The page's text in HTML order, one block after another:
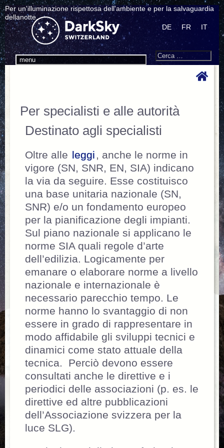
Per un'illuminazione rispettosa dell'ambiente e per la salvaguardia
dellanotte.
menu
DE FR IT
Search
Cerca:
Per specialisti e alle autorità
Destinato agli specialisti
Oltre alle leggi , anche le norme in
vigore (SN, SNR, EN, SIA) indicano
la via da seguire. Esse costituisco
una base unitaria nazionale (SN,
SNR) e/o un fondamento europeo
per la pianificazione degli impianti.
Sul piano nazionale si applicano le
norme SIA quali regole d’arte
dell’edilizia. Logicamente per
emanare o elaborare norme a livello
nazionale e internazionale è
necessario parecchio tempo. Le
norme hanno lo svantaggio di non
essere in grado di rappresentare in
modo affidabile gli sviluppi tecnici e
dinamici come stato attuale della
tecnica. Perciò devono essere
consultati anche le direttive e i
periodici delle associazioni (p. es. le
direttive ed altre pubblicazioni
dell’Associazione svizzera per la
luce SLG).